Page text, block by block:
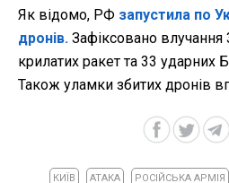
Як відомо, РФ запустила по
дронів. Зафіксовано влучання
крилатих ракет та 33 ударних
Також уламки збитих дронів
КИЇВ АТАКА РОСІЙСЬКА АРМІЯ